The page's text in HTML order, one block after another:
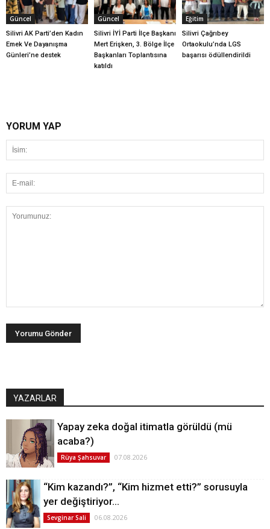
Güncel
Silivri AK Parti’den Kadın
Emek Ve Dayanışma
Günleri’ne destek
Güncel
Silivri İYİ Parti İlçe Başkanı
Mert Erişken, 3. Bölge İlçe
Başkanları Toplantısına
katıldı
Eğitim
Silivri Çağrıbey
Ortaokulu’nda LGS
başarısı ödüllendirildi
YORUM YAP
YAZARLAR
Yapay zeka doğal itimatla görüldü (mü
acaba?)
Rüya Şahsuvar 07.08.2026
“Kim kazandı?”, “Kim hizmet etti?” sorusuyla
yer değiştiriyor…
Sevginar Sali 06.08.2026